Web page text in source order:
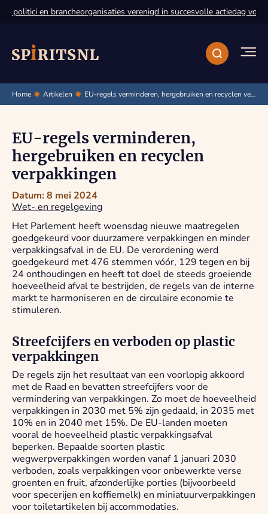
politici en brancheorganisaties verenigd in succesvolle actiedag voor
Home Artikelen EU-regels verminderen, hergebruiken en recyclen verpakkingen
EU-regels verminderen,
hergebruiken en recyclen
verpakkingen
Datum: 8 mei 2024
Wet- en regelgeving
Het Parlement heeft woensdag nieuwe maatregelen
goedgekeurd voor duurzamere verpakkingen en minder
verpakkingsafval in de EU. De verordening werd
goedgekeurd met 476 stemmen vóór, 129 tegen en bij
24 onthoudingen en heeft tot doel de steeds groeiende
hoeveelheid afval te bestrijden, de regels van de interne
markt te harmoniseren en de circulaire economie te
stimuleren.
Streefcijfers en verboden op plastic
verpakkingen
De regels zijn het resultaat van een voorlopig akkoord
met de Raad en bevatten streefcijfers voor de
vermindering van verpakkingen. Zo moet de hoeveelheid
verpakkingen in 2030 met 5% zijn gedaald, in 2035 met
10% en in 2040 met 15%. De EU-landen moeten
vooral de hoeveelheid plastic verpakkingsafval
beperken. Bepaalde soorten plastic
wegwerpverpakkingen worden vanaf 1 januari 2030
verboden, zoals verpakkingen voor onbewerkte verse
groenten en fruit, afzonderlijke porties (bijvoorbeeld
voor specerijen en koffiemelk) en miniatuurverpakkingen
voor toiletartikelen bij accommodaties.